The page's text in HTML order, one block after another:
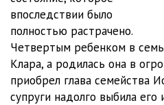
013
014
015
016
впоследствии было
полностью растрачено.
Четвертым ребенком в
Клара, а родилась она в
приобрел глава семейства
супруги надолго выбила его